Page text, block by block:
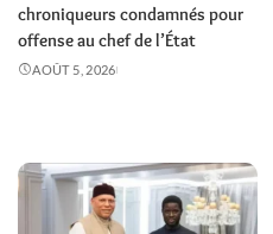
chroniqueurs condamnés pour
offense au chef de l’État
AOÛT 5, 2026